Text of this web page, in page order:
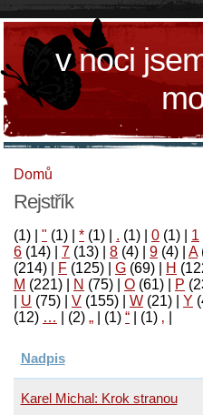
v noci
Domů
Rejstřík
(1) " (1) * (1) . (1) 0 (1) 1
6 (14) 7 (13) 8 (4) 9 (4) A
(214)
F (125) G (69) H
M (221) N (75) O (61) P
U (75) V (155) W (21) Y
‚
(1)
“
(1)
„
(2)
…
(12)
Nadpis
Karel Michal: Krok stranou